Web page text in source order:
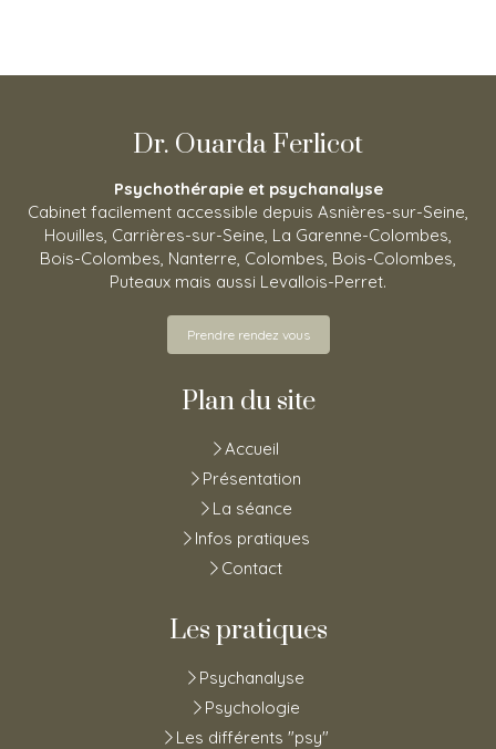
Dr. Ouarda Ferlicot
Psychothérapie et psychanalyse
Cabinet facilement accessible depuis Asnières-sur-Seine,
Houilles, Carrières-sur-Seine, La Garenne-Colombes,
Bois-Colombes, Nanterre, Colombes, Bois-Colombes,
Puteaux mais aussi Levallois-Perret.
Prendre rendez vous
Plan du site
Accueil
Présentation
La séance
Infos pratiques
Contact
Les pratiques
Psychanalyse
Psychologie
Les différents "psy"